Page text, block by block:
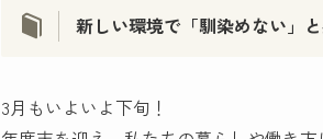
新しい環境で「馴染めない」
3月もいよいよ下旬！